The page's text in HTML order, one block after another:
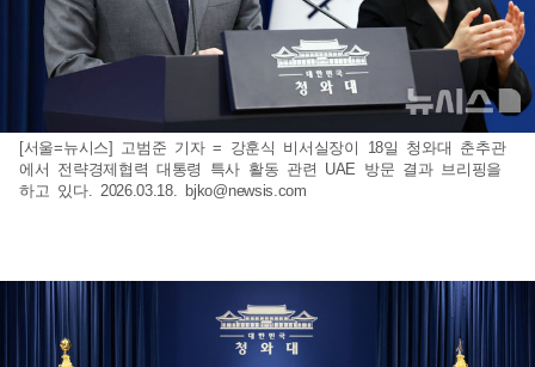
[서울=뉴시스] 고범준 기자 = 강훈식 비서실장이 18일 청와대 춘추관
에서 전략경제협력 대통령 특사 활동 관련 UAE 방문 결과 브리핑을
하고 있다. 2026.03.18. bjko@newsis.com